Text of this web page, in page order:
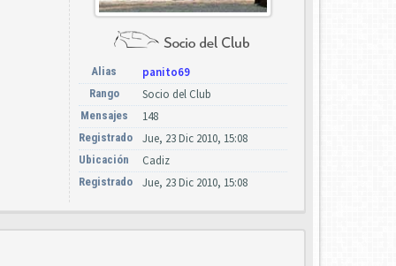
Alias panito69
Rango Socio del Club
Mensajes 148
Registrado Jue, 23 Dic 2010, 15:08
Ubicación Cadiz
Registrado Jue, 23 Dic 2010, 15:08